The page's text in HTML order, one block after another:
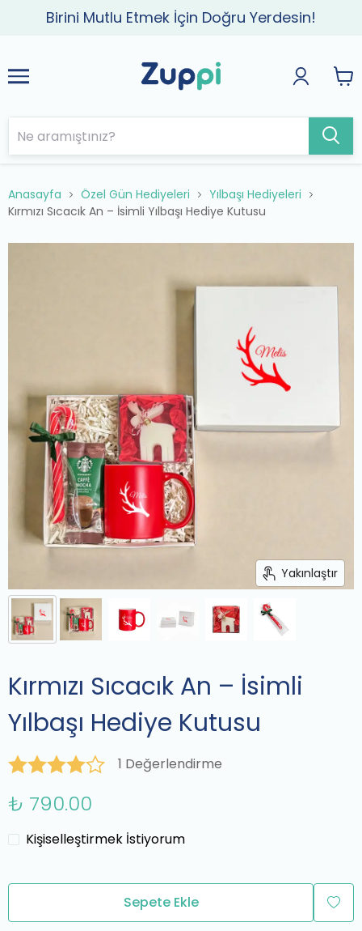
Birini Mutlu Etmek İçin Doğru Yerdesin!
Anasayfa Özel Gün Hediyeleri
Yılbaşı Hediyeleri
Kırmızı Sıcacık An – İsimli Yılbaşı Hediye Kutusu
Yakınlaştır
Kırmızı Sıcacık An – İsimli
Yılbaşı Hediye Kutusu
1 Değerlendirme
₺ 790.00
Kişiselleştirmek İstiyorum
Sepete Ekle